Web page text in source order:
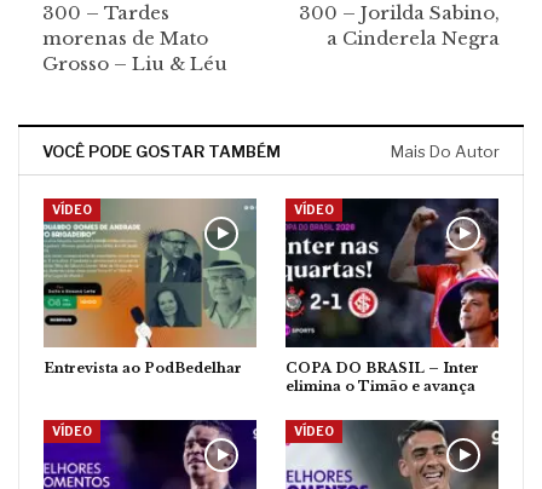
300 – Tardes
morenas de Mato
Grosso – Liu & Léu
300 – Jorilda Sabino,
a Cinderela Negra
VOCÊ PODE GOSTAR TAMBÉM Mais Do Autor
VÍDEO
Entrevista ao PodBedelhar
VÍDEO
COPA DO BRASIL – Inter
elimina o Timão e avança
VÍDEO VÍDEO